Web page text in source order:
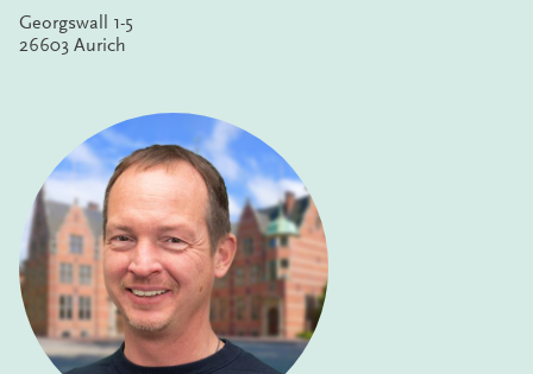
Georgswall 1-5
26603 Aurich